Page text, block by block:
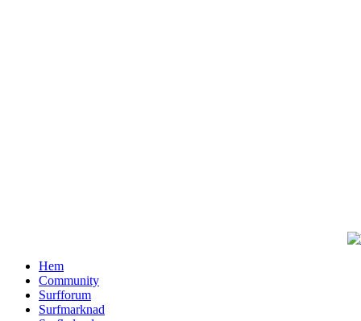
Hem
Community
Surfforum
Surfmarknad